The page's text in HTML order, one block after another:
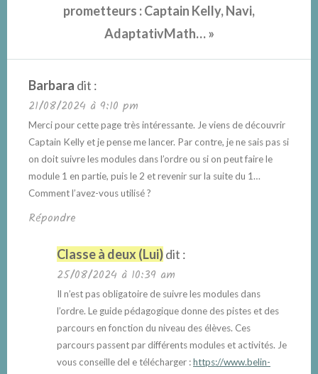
prometteurs : Captain Kelly, Navi,
AdaptativMath…»
Barbara dit :
21/08/2024 à 9:10 pm
Merci pour cette page très intéressante. Je viens de découvrir
Captain Kelly et je pense me lancer. Par contre, je ne sais pas si
on doit suivre les modules dans l’ordre ou si on peut faire le
module 1 en partie, puis le 2 et revenir sur la suite du 1…
Comment l’avez-vous utilisé ?
Répondre
Classe à deux (Lui)dit :
25/08/2024 à 10:39 am
Il n’est pas obligatoire de suivre les modules dans
l’ordre. Le guide pédagogique donne des pistes et des
parcours en fonction du niveau des élèves. Ces
parcours passent par différents modules et activités. Je
vous conseille del e télécharger :https://www.belin-